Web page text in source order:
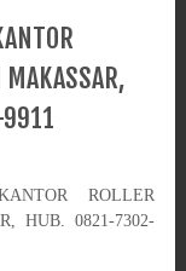
ROLLER
HUB. 0821-7302-